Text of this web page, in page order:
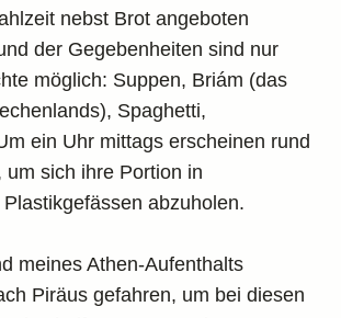
nebst Brot angeboten
der Gegebenheiten sind nur
möglich: Suppen, Briám (das
Spaghetti,
ein Uhr mittags erscheinen rund
um sich ihre Portion in
abzuholen.
meines Athen-Aufenthalts
Piräus gefahren, um bei diesen